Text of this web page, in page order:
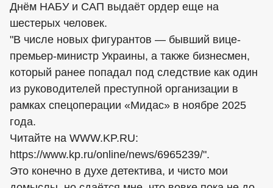
Днём НАБУ и САП выдаёт ордер еще на
шестерых человек.
"В числе новых фигурантов — бывший вице-
премьер-министр Украины, а также бизнесмен,
который ранее попадал под следствие как один
из руководителей преступной организации в
рамках спецоперации «Мидас» в ноябре 2025
года.
Читайте на WWW.KP.RU:
https://www.kp.ru/online/news/6965239/".
Это конечно в духе детектива, и чисто мои